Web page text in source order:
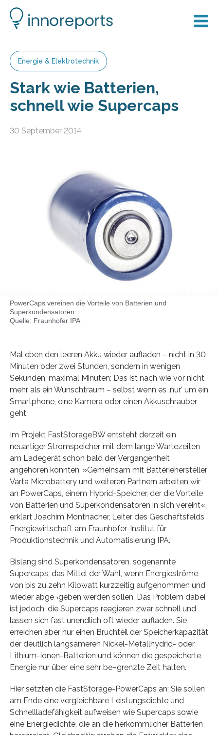
Energie & Elektrotechnik
Stark wie Batterien,
schnell wie Supercaps
30 September 2014
PowerCaps vereinen die Vorteile von Batterien und
Superkondensatoren.
Quelle: Fraunhofer IPA
Mal eben den leeren Akku wieder aufladen – nicht in 30
Minuten oder zwei Stunden, sondern in wenigen
Sekunden, maximal Minuten: Das ist nach wie vor nicht
mehr als ein Wunschtraum – selbst wenn es ‚nur’ um ein
Smartphone, eine Kamera oder einen Akkuschrauber
geht.
Im Projekt FastStorageBW entsteht derzeit ein
neuartiger Stromspeicher, mit dem lange Wartezeiten
am Ladegerät schon bald der Vergangenheit
angehören könnten. »Gemeinsam mit Batteriehersteller
Varta Microbattery und weiteren Partnern arbeiten wir
an PowerCaps, einem Hybrid-Speicher, der die Vorteile
von Batterien und Superkondensatoren in sich vereint«,
erklärt Joachim Montnacher, Leiter des Geschäftsfelds
Energiewirtschaft am Fraunhofer-Institut für
Produktionstechnik und Automatisierung IPA.
Bislang sind Superkondensatoren, sogenannte
Supercaps, das Mittel der Wahl, wenn Energieströme
von bis zu zehn Kilowatt kurzzeitig aufgenommen und
wieder abge¬geben werden sollen. Das Problem dabei
ist jedoch, die Supercaps reagieren zwar schnell und
lassen sich fast unendlich oft wieder aufladen. Sie
erreichen aber nur einen Bruchteil der Speicherkapazität
der deutlich langsameren Nickel-Metallhydrid- oder
Lithium-Ionen-Batterien und können die gespeicherte
Energie nur über eine sehr be¬grenzte Zeit halten.
Hier setzten die FastStorage-PowerCaps an: Sie sollen
am Ende eine vergleichbare Leistungsdichte und
Schnellladefähigkeit aufweisen wie Supercaps sowie
eine Energiedichte, die an die herkömmlicher Batterien